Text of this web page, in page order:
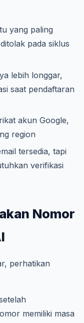
yang paling
pada siklus
lebih longgar,
saat pendaftaran
akun Google,
region
tersedia, tapi
verifikasi
Nomor
perhatikan
memiliki masa